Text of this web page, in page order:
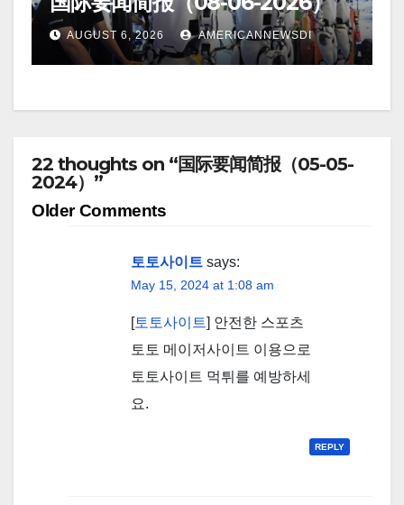
AUGUST 6, 2026 AMERICANNEWSDI
22 thoughts on “国际要闻简报（05-05-
2024）”
Comment
Older Comments
토토사이트 says:
May 15, 2024 at 1:08 am
[토토사이트] 안전한 스포츠
토토 메이저사이트 이용으로
토토사이트 먹튀를 예방하세
요.
REPLY